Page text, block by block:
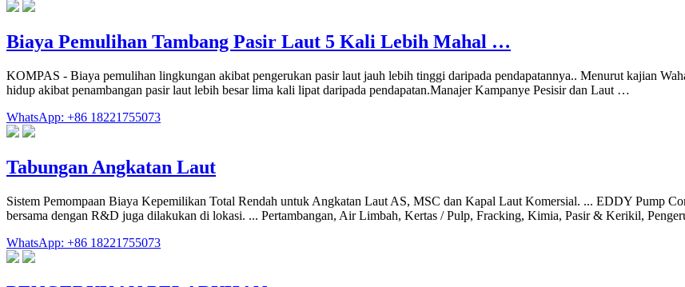
Biaya Pemulihan Tambang Pasir Laut 5 Kali Lebih Mahal …
KOMPAS - Biaya pemulihan lingkungan akibat pengerukan pasir laut jauh lebih tinggi daripada pendapatannya.. Menurut kajian
hidup akibat penambangan pasir laut lebih besar lima kali lipat daripada pendapatan.Manajer Kampanye Pesisir dan Laut …
WhatsApp: +86 18221755073
Tabungan Angkatan Laut
Sistem Pemompaan Biaya Kepemilikan Total Rendah untuk Angkatan Laut AS, MSC dan Kapal Laut Komersial. ... EDDY Pump
bersama dengan R&D juga dilakukan di lokasi. ... Pertambangan, Air Limbah, Kertas / Pulp, Fracking, Kimia, Pasir & Kerikil,
WhatsApp: +86 18221755073